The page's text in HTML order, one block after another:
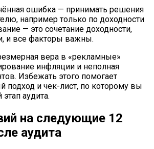
ошибка — принимать решения
например только по доходности
— это сочетание доходности,
и все факторы важны.
вера в «рекламные»
инфляции и неполная
Избежать этого помогает
подход и чек-лист, по которому вы
аудита.
на следующие 12
аудита